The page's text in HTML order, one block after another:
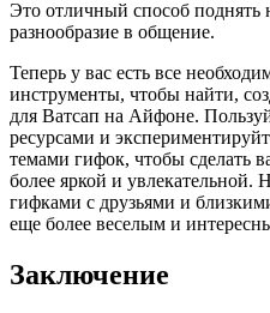
Это отличный способ поднять
разнообразие в общение.
Теперь у вас есть все
инструменты, чтобы найти,
для Ватсап на Айфоне.
ресурсами и
темами гифок, чтобы сделать
более яркой и увлекательной.
гифками с друзьями и
еще более веселым и
Заключение